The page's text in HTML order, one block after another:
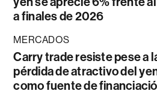
a finales de 2026
MERCADOS
Carry trade resiste pese a
pérdida de atractivo del
como fuente de